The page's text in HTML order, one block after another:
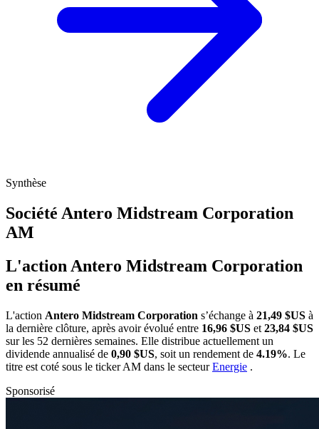
Synthèse
Société Antero Midstream Corporation
AM
L'action Antero Midstream Corporation
en résumé
L'action Antero Midstream Corporation s’échange à 21,49 $US à
la dernière clôture, après avoir évolué entre 16,96 $US et 23,84 $US
sur les 52 dernières semaines. Elle distribue actuellement un
dividende annualisé de 0,90 $US, soit un rendement de 4.19%. Le
titre est coté sous le tickerAM dans le secteurEnergie .
Sponsorisé